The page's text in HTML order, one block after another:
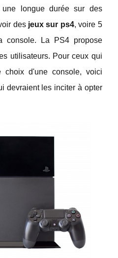
longue durée sur des
des jeux sur ps4, voire 5
console. La PS4 propose
utilisateurs. Pour ceux qui
d'une console, voici
devraient les inciter à opter